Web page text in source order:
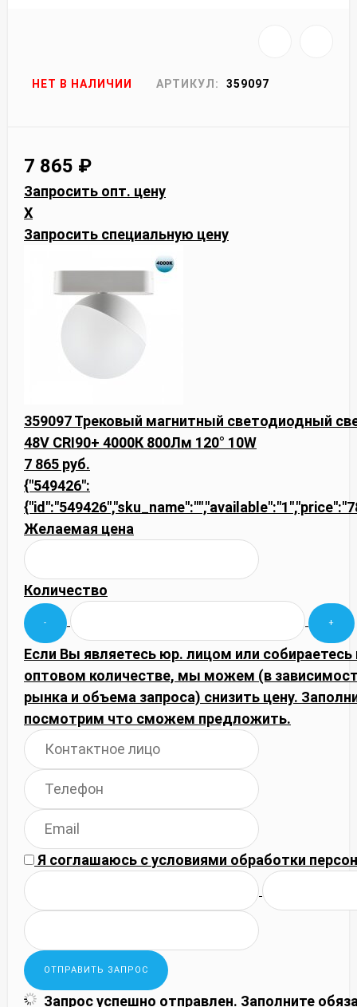
НЕТ В НАЛИЧИИ АРТИКУЛ: 359097
7 865 ₽
Запросить опт. цену
X
Запросить специальную цену
359097 Трековый магнитный светодиодный
48V CRI90+ 4000К 800Лм 120° 10W
7 865 руб.
{"549426":
Желаемая цена
Количество
Если Вы являетесь юр. лицом или собираетесь
оптовом количестве, мы можем (в
рынка и объема запроса) снизить цену.
посмотрим что сможем предложить.
Я соглашаюсь сусловиями обработки
Запрос успешно отправлен. Заполните